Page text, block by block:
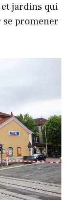
jardins qui
promener